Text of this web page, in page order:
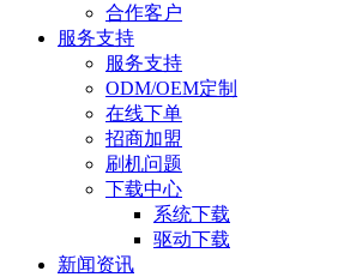
合作客户
服务支持
服务支持
ODM/OEM定制
在线下单
招商加盟
刷机问题
下载中心
系统下载
驱动下载
新闻资讯